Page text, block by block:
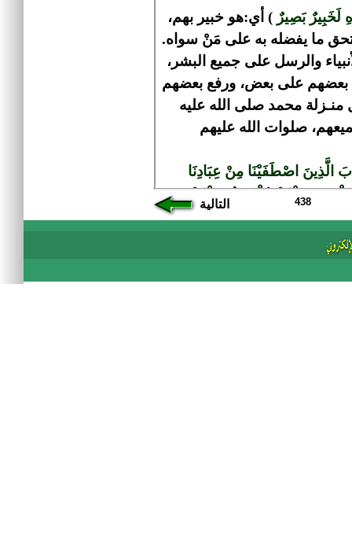
التالية 438